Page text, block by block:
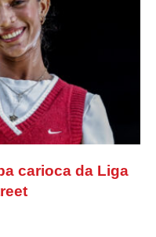
carioca da Liga